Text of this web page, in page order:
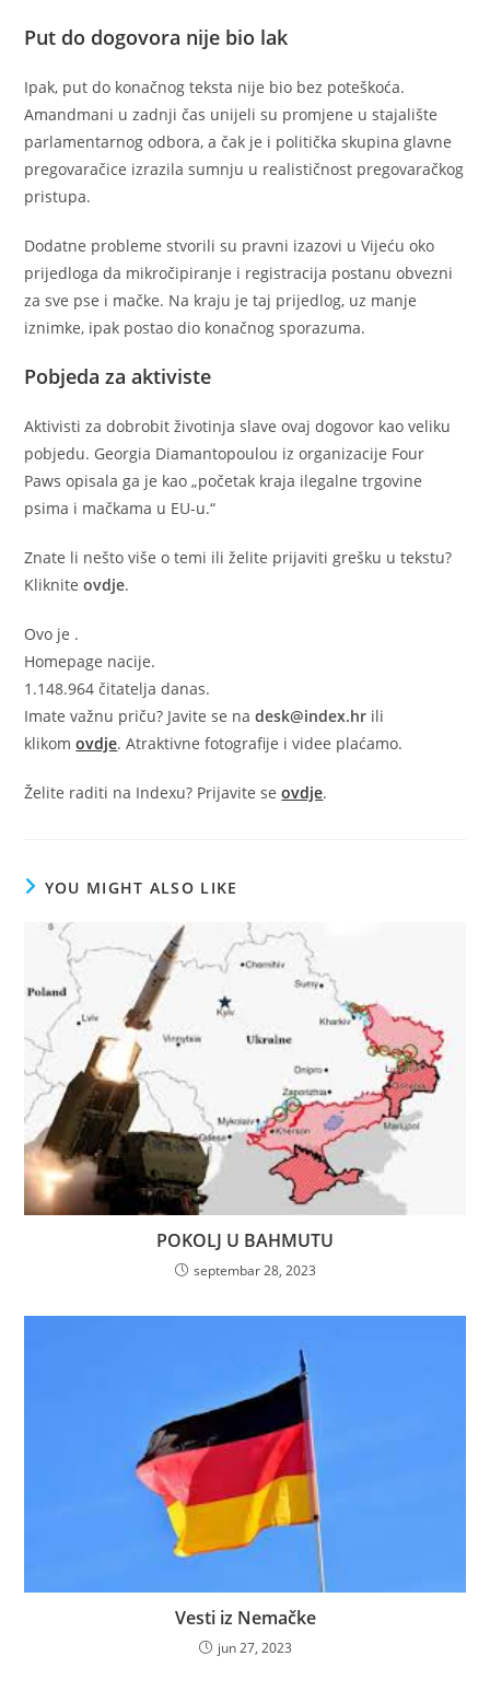
Put do dogovora nije bio lak
Ipak, put do konačnog teksta nije bio bez poteškoća.
Amandmani u zadnji čas unijeli su promjene u stajalište
parlamentarnog odbora, a čak je i politička skupina glavne
pregovaračice izrazila sumnju u realističnost pregovaračkog
pristupa.
Dodatne probleme stvorili su pravni izazovi u Vijeću oko
prijedloga da mikročipiranje i registracija postanu obvezni
za sve pse i mačke. Na kraju je taj prijedlog, uz manje
iznimke, ipak postao dio konačnog sporazuma.
Pobjeda za aktiviste
Aktivisti za dobrobit životinja slave ovaj dogovor kao veliku
pobjedu. Georgia Diamantopoulou iz organizacije Four
Paws opisala ga je kao „početak kraja ilegalne trgovine
psima i mačkama u EU-u.“
Znate li nešto više o temi ili želite prijaviti grešku u tekstu?
Klikniteovdje.
Ovo je .
Homepage nacije.
1.148.964 čitatelja danas.
Imate važnu priču? Javite se nadesk@index.hr ili
klikomovdje. Atraktivne fotografije i videe plaćamo.
Želite raditi na Indexu? Prijavite seovdje.
YOU MIGHT ALSO LIKE
POKOLJ U BAHMUTU
septembar 28, 2023
Vesti iz Nemačke
jun 27, 2023